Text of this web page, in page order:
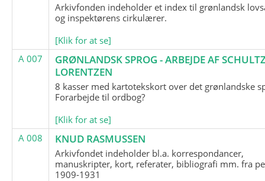
Arkivfonden indeholder et index til grønlandsk
og inspektørens cirkulærer.
[Klik for at se]
A 007
GRØNLANDSK SPROG - ARBEJDE AF
LORENTZEN
8 kasser med kartotekskort over det grønlandske
Forarbejde til ordbog?
[Klik for at se]
A 008
KNUD RASMUSSEN
Arkivfondet indeholder bl.a. korrespondancer,
manuskripter, kort, referater, bibliografi mm. fra
1909-1931